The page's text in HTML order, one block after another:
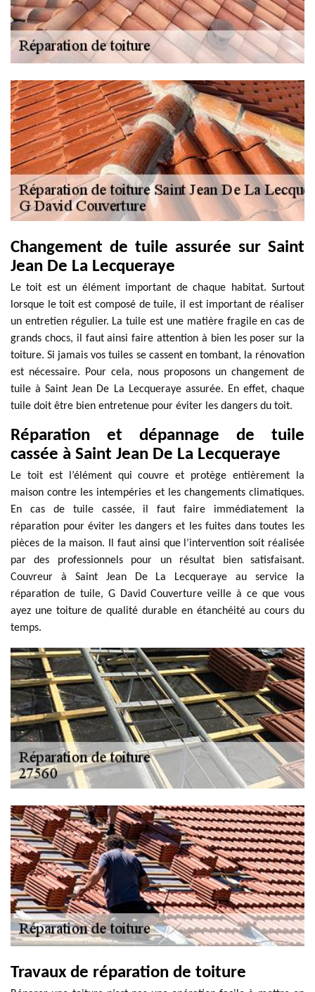
Changement de tuile assurée sur Saint
Jean De La Lecqueraye
Le toit est un élément important de chaque habitat. Surtout
lorsque le toit est composé de tuile, il est important de réaliser
un entretien régulier. La tuile est une matière fragile en cas de
grands chocs, il faut ainsi faire attention à bien les poser sur la
toiture. Si jamais vos tuiles se cassent en tombant, la rénovation
est nécessaire. Pour cela, nous proposons un changement de
tuile à Saint Jean De La Lecqueraye assurée. En effet, chaque
tuile doit être bien entretenue pour éviter les dangers du toit.
Réparation et dépannage de tuile
cassée à Saint Jean De La Lecqueraye
Le toit est l’élément qui couvre et protège entièrement la
maison contre les intempéries et les changements climatiques.
En cas de tuile cassée, il faut faire immédiatement la
réparation pour éviter les dangers et les fuites dans toutes les
pièces de la maison. Il faut ainsi que l’intervention soit réalisée
par des professionnels pour un résultat bien satisfaisant.
Couvreur à Saint Jean De La Lecqueraye au service la
réparation de tuile, G David Couverture veille à ce que vous
ayez une toiture de qualité durable en étanchéité au cours du
temps.
Travaux de réparation de toiture